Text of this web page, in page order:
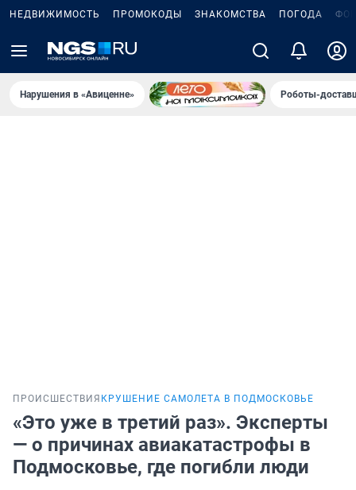
НЕДВИЖИМОСТЬ ПРОМОКОДЫ ЗНАКОМСТВА ПОГОДА
Нарушения в «Авиценне» Роботы-
ПРОИСШЕСТВИЯ КРУШЕНИЕ САМОЛЕТА В ПОДМОСКОВЬЕ
«Это уже в третий раз». Эксперты
— о причинах авиакатастрофы в
Подмосковье, где погибли люди